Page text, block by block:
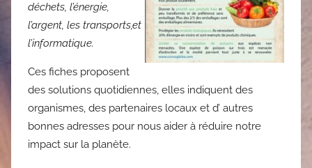
déchets, l’énergie,
l’argent, les transports,et
l’informatique.
Ces fiches proposent
des solutions quotidiennes, elles indiquent des
organismes, des partenaires locaux et d’ autres
bonnes adresses pour nous aider à réduire notre
impact sur la planète.